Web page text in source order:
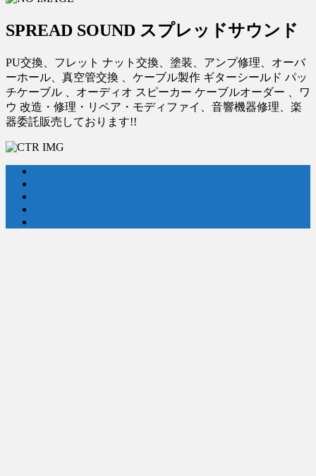
SPREAD SOUND スプレッドサウンド
PU交換、フレット ナット交換、塗装、アンプ修理、オーバ
ーホール、真空管交換 、ケーブル製作 ギターシールド パッ
チケーブル 、オーディオ スピーカー ケーブルオーダー 、ワ
ウ 改造・修理・リペア・モディファイ、音響機器修理、楽
器委託販売しております!!